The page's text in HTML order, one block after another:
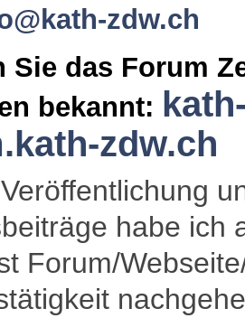
zdw.ch
Sie das Forum
bekannt:
zdw.ch
habe ich
Forum/